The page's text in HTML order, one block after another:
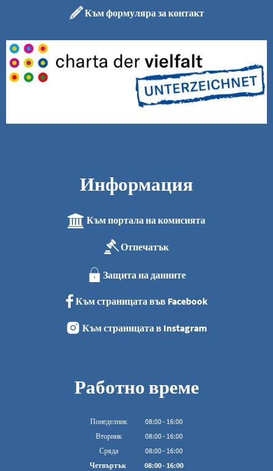
Към формуляра за контакт
Информация
Към портала на комисията
Отпечатък
Защита на данните
Към страницата във Facebook
Към страницата в Instagram
Работно време
Понеделник 08:00- 16:00
От 08:00 до 16:00
Вторник 08:00- 16:00
От 08:00 до 16:00
Сряда 08:00- 16:00
От 08:00 до 16:00
Четвъртък 08:00- 16:00